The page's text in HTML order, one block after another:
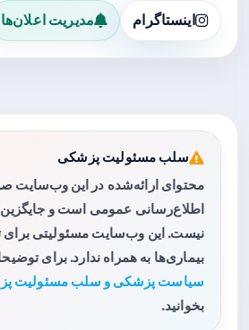
اینستاگرام مدیریت اعلان‌ها
سلب مسئولیت پزشکی
محتوای ارائه‌شده در این وب‌سایت
اطلاع‌رسانی عمومی است و
نیست. این وب‌سایت مسئولیتی برای
بیماری‌ها به همراه ندارد. برای
سیاست پزشکی و سلب مسئولیت
بخوانید.